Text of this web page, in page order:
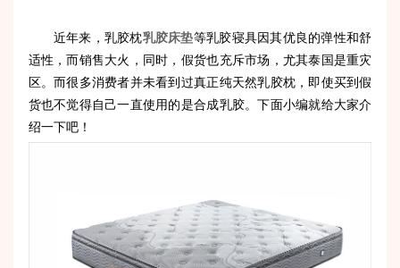
近年来，乳胶枕乳胶床垫等乳胶寝具因其优良的弹性和舒
适性，而销售大火，同时，假货也充斥市场，尤其泰国是重灾
区。而很多消费者并未看到过真正纯天然乳胶枕，即使买到假
货也不觉得自己一直使用的是合成乳胶。下面小编就给大家介
绍一下吧！